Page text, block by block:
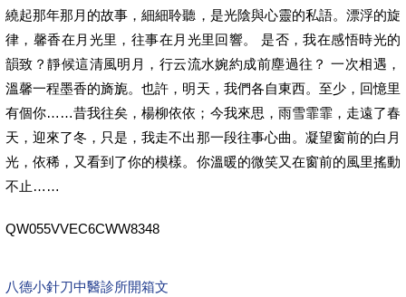
繞起那年那月的故事，細細聆聽，是光陰與心靈的私語。漂浮的旋
律，馨香在月光里，往事在月光里回響。 是否，我在感悟時光的
韻致？靜候這清風明月，行云流水婉約成前塵過往？ 一次相遇，
溫馨一程墨香的旖旎。也許，明天，我們各自東西。至少，回憶里
有個你……昔我往矣，楊柳依依；今我來思，雨雪霏霏，走遠了春
天，迎來了冬，只是，我走不出那一段往事心曲。凝望窗前的白月
光，依稀，又看到了你的模樣。你溫暖的微笑又在窗前的風里搖動
不止……
QW055VVEC6CWW8348
八德小針刀中醫診所開箱文